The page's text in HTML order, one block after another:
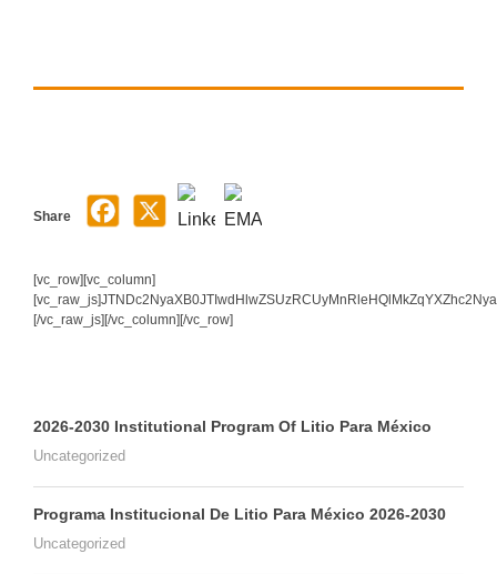
Share
[vc_row][vc_column]
[/vc_raw_js][/vc_column][/vc_row]
2026-2030 Institutional Program Of Litio Para México
Uncategorized
Programa Institucional De Litio Para México 2026-2030
Uncategorized